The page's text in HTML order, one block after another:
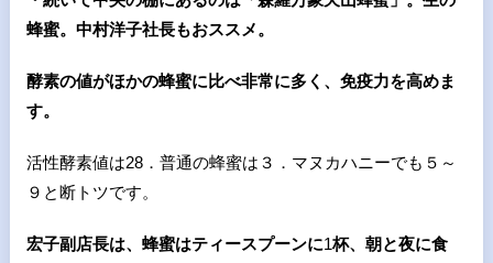
蜂蜜。中村洋子社長もおススメ。
酵素の値がほかの蜂蜜に比べ非常に多く、免疫力を高めま
す。
活性酵素値は28．普通の蜂蜜は３．マヌカハニーでも５～
９と断トツです。
宏子副店長は、蜂蜜はティースプーンに1杯、朝と夜に食